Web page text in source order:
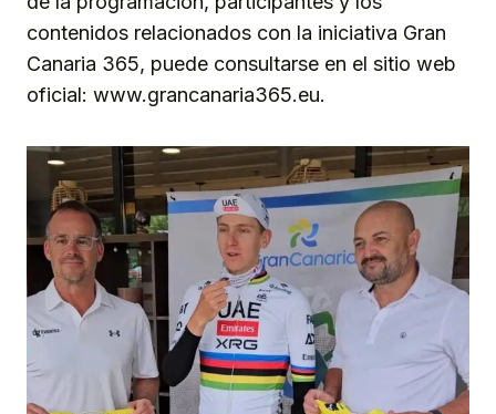
contenidos relacionados con la iniciativa Gran
Canaria 365, puede consultarse en el sitio web
oficial: www.grancanaria365.eu.